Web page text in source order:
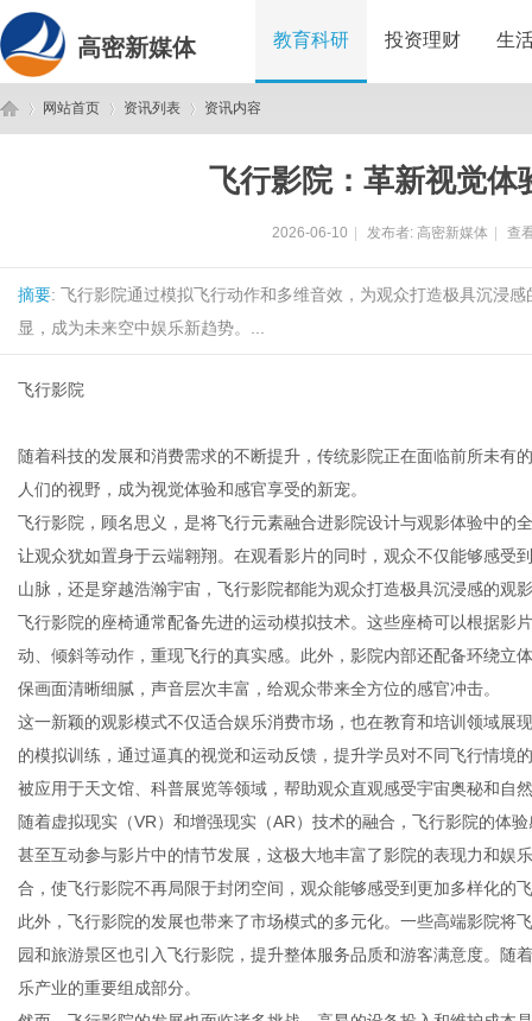
高密新媒体 教育科研 投资理财 生
网站首页 资讯列表 资讯内容
飞行影院：革新视觉体
2026-06-10 发布者: 高密新媒体 查
摘要: 飞行影院通过模拟飞行动作和多维音效，为观众打造极具沉浸
显，成为未来空中娱乐新趋势。...
飞行影院
随着科技的发展和消费需求的不断提升，传统影院正在面临前所未有
人们的视野，成为视觉体验和感官享受的新宠。
飞行影院，顾名思义，是将飞行元素融合进影院设计与观影体验中的
让观众犹如置身于云端翱翔。在观看影片的同时，观众不仅能够感受
山脉，还是穿越浩瀚宇宙，飞行影院都能为观众打造极具沉浸感的观
飞行影院的座椅通常配备先进的运动模拟技术。这些座椅可以根据影
动、倾斜等动作，重现飞行的真实感。此外，影院内部还配备环绕立
保画面清晰细腻，声音层次丰富，给观众带来全方位的感官冲击。
这一新颖的观影模式不仅适合娱乐消费市场，也在教育和培训领域展
的模拟训练，通过逼真的视觉和运动反馈，提升学员对不同飞行情境
被应用于天文馆、科普展览等领域，帮助观众直观感受宇宙奥秘和自
随着虚拟现实（VR）和增强现实（AR）技术的融合，飞行影院的体
甚至互动参与影片中的情节发展，这极大地丰富了影院的表现力和娱
合，使飞行影院不再局限于封闭空间，观众能够感受到更加多样化的
此外，飞行影院的发展也带来了市场模式的多元化。一些高端影院将
园和旅游景区也引入飞行影院，提升整体服务品质和游客满意度。随
乐产业的重要组成部分。